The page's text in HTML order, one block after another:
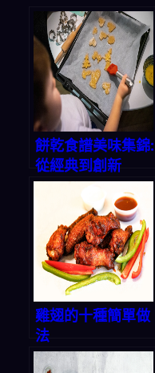
餅乾食譜美味集錦:
從經典到創新
雞翅的十種簡單做
法